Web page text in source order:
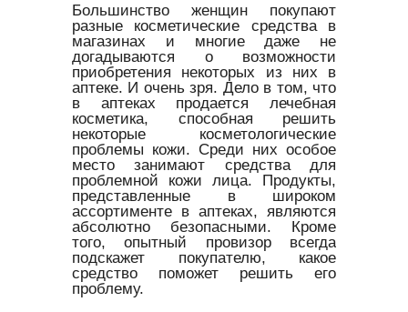
Большинство женщин покупают
разные косметические средства в
магазинах и многие даже не
догадываются о возможности
приобретения некоторых из них в
аптеке. И очень зря. Дело в том, что
в аптеках продается лечебная
косметика, способная решить
некоторые косметологические
проблемы кожи. Среди них особое
место занимают средства для
проблемной кожи лица. Продукты,
представленные в широком
ассортименте в аптеках, являются
абсолютно безопасными. Кроме
того, опытный провизор всегда
подскажет покупателю, какое
средство поможет решить его
проблему.